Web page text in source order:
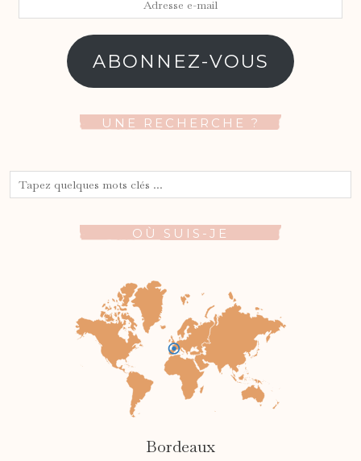
ABONNEZ-VOUS
UNE RECHERCHE ?
OÙ SUIS-JE
Bordeaux